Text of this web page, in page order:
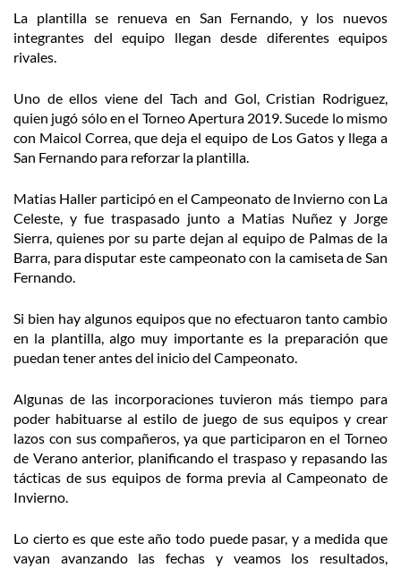
La plantilla se renueva en San Fernando, y los nuevos
integrantes del equipo llegan desde diferentes equipos
rivales.
Uno de ellos viene del Tach and Gol, Cristian Rodriguez,
quien jugó sólo en el Torneo Apertura 2019. Sucede lo mismo
con Maicol Correa, que deja el equipo de Los Gatos y llega a
San Fernando para reforzar la plantilla.
Matias Haller participó en el Campeonato de Invierno con La
Celeste, y fue traspasado junto a Matias Nuñez y Jorge
Sierra, quienes por su parte dejan al equipo de Palmas de la
Barra, para disputar este campeonato con la camiseta de San
Fernando.
Si bien hay algunos equipos que no efectuaron tanto cambio
en la plantilla, algo muy importante es la preparación que
puedan tener antes del inicio del Campeonato.
Algunas de las incorporaciones tuvieron más tiempo para
poder habituarse al estilo de juego de sus equipos y crear
lazos con sus compañeros, ya que participaron en el Torneo
de Verano anterior, planificando el traspaso y repasando las
tácticas de sus equipos de forma previa al Campeonato de
Invierno.
Lo cierto es que este año todo puede pasar, y a medida que
vayan avanzando las fechas y veamos los resultados,